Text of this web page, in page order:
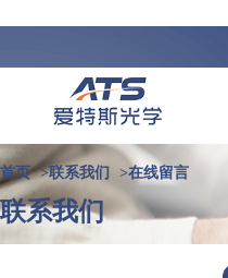
首页 >联系我们 >在线留言
联系我们